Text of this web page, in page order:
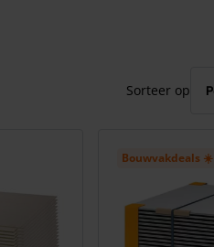
Sorteer op
Bouwvakdeals ☀️